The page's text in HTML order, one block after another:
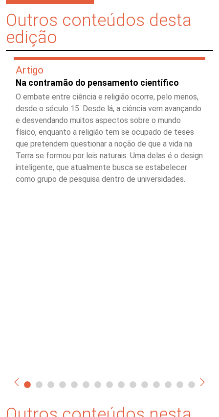
Outros conteúdos desta
edição
Artigo
Na contramão do pensamento científico
O embate entre ciência e religião ocorre, pelo menos,
desde o século 15. Desde lá, a ciência vem avançando
e desvendando muitos aspectos sobre o mundo
físico, enquanto a religião tem se ocupado de teses
que pretendem questionar a noção de que a vida na
Terra se formou por leis naturais. Uma delas é o design
inteligente, que atualmente busca se estabelecer
como grupo de pesquisa dentro de universidades.